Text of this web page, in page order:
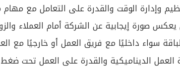
وإدارة الوقت والقدرة على التعامل مع
صورة إيجابية عن الشركة أمام العملاء
سواء داخليًا مع فريق العمل أو خارجيًا مع
الديناميكية والقدرة على العمل تحت ضغط